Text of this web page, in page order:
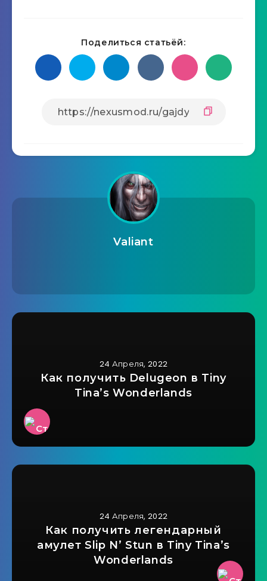
Поделиться статьёй:
Valiant
24 Апреля, 2022
Как получить Delugeon в Tiny
Tina’s Wonderlands
24 Апреля, 2022
Как получить легендарный
амулет Slip N’ Stun в Tiny Tina’s
Wonderlands